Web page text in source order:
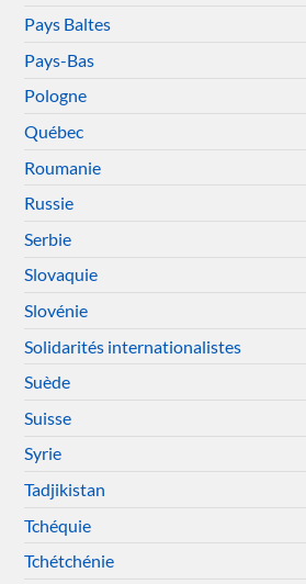
Pays Baltes
Pays-Bas
Pologne
Québec
Roumanie
Russie
Serbie
Slovaquie
Slovénie
Solidarités internationalistes
Suède
Suisse
Syrie
Tadjikistan
Tchéquie
Tchétchénie